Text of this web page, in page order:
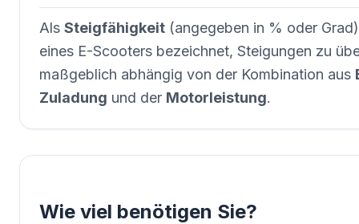
Als Steigfähigkeit (angegeben in % oder
eines E-Scooters bezeichnet, Steigungen zu
maßgeblich abhängig von der Kombination aus
Zuladung und der Motorleistung.
Wie viel benötigen Sie?